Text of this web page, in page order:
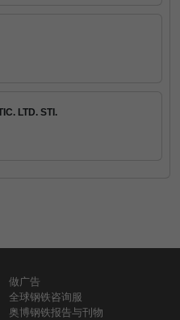
LTD. STI.
做广告
全球钢铁咨询服
奥博钢铁报告与刊物